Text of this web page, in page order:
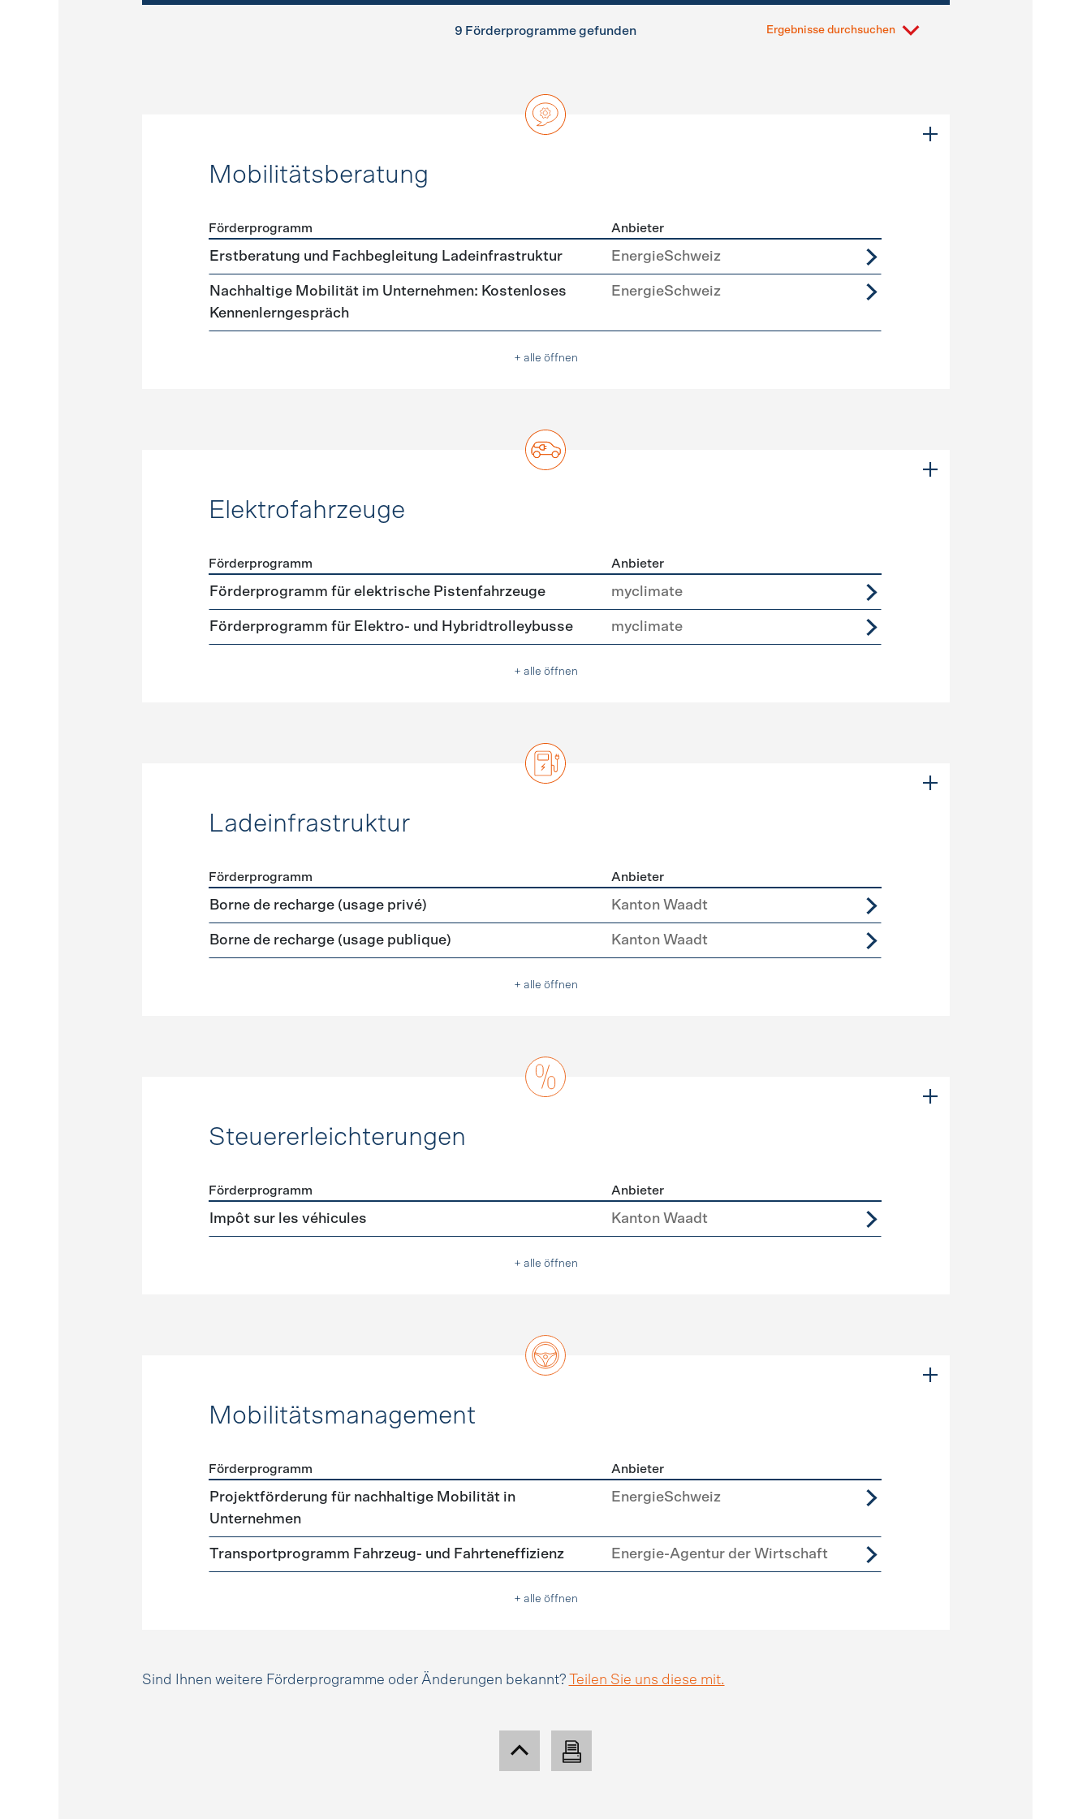
9 Förderprogramme gefunden Ergebnisse durchsuchen
Mobilitätsberatung
Förderprogramme Mobilitätsberatung
Förderprogramm Anbieter
Erstberatung und Fachbegleitung Ladeinfrastruktur EnergieSchweiz
Nachhaltige Mobilität im Unternehmen: Kostenloses
Kennenlerngespräch
EnergieSchweiz
+ alle öffnen
Elektrofahrzeuge
Förderprogramme Elektrofahrzeuge
Förderprogramm Anbieter
Förderprogramm für elektrische Pistenfahrzeuge myclimate
Förderprogramm für Elektro- und Hybridtrolleybusse myclimate
+ alle öffnen
Ladeinfrastruktur
Förderprogramme Ladeinfrastruktur
Förderprogramm Anbieter
Borne de recharge (usage privé) Kanton Waadt
Borne de recharge (usage publique) Kanton Waadt
+ alle öffnen
Steuererleichterungen
Förderprogramme Steuererleichterungen
Förderprogramm Anbieter
Impôt sur les véhicules Kanton Waadt
+ alle öffnen
Mobilitätsmanagement
Förderprogramme Mobilitätsmanagement
Förderprogramm Anbieter
Projektförderung für nachhaltige Mobilität in
Unternehmen
EnergieSchweiz
Transportprogramm Fahrzeug- und Fahrteneffizienz Energie-Agentur der Wirtschaft
+ alle öffnen
Sind Ihnen weitere Förderprogramme oder Änderungen bekannt? Teilen Sie uns diese mit.